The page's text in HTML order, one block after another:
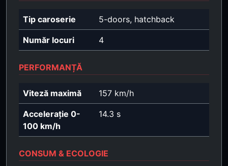
Tip caroserie 5-doors, hatchback
Număr locuri 4
PERFORMANȚĂ
Viteză maximă 157 km/h
Accelerație 0-
100 km/h
14.3 s
CONSUM & ECOLOGIE